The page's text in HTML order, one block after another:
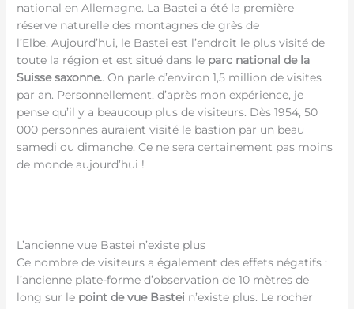
national en Allemagne. La Bastei a été la première
réserve naturelle des montagnes de grès de
l’Elbe. Aujourd’hui, le Bastei est l’endroit le plus visité de
toute la région et est situé dans le parc national de la
Suisse saxonne.. On parle d’environ 1,5 million de visites
par an. Personnellement, d’après mon expérience, je
pense qu’il y a beaucoup plus de visiteurs. Dès 1954, 50
000 personnes auraient visité le bastion par un beau
samedi ou dimanche. Ce ne sera certainement pas moins
de monde aujourd’hui !
L’ancienne vue Bastei n’existe plus
Ce nombre de visiteurs a également des effets négatifs :
l’ancienne plate-forme d’observation de 10 mètres de
long sur le point de vue Bastei n’existe plus. Le rocher